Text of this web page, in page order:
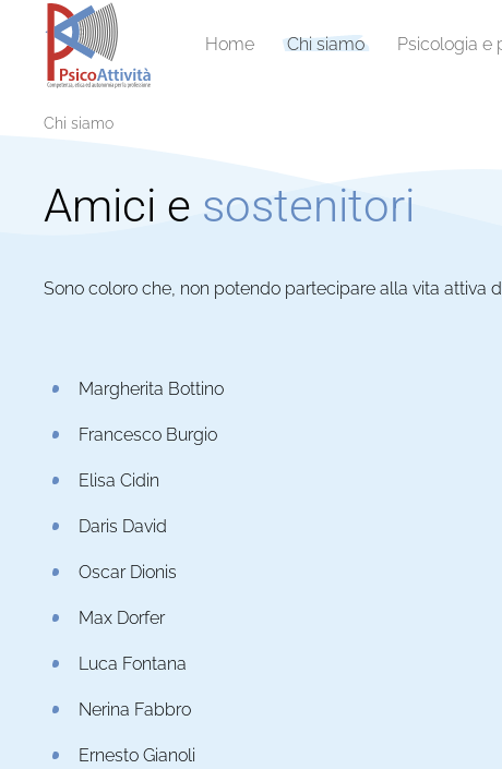
Home Chi siamo Psicologia e
Chi siamo
Amici e sostenitori
Sono coloro che, non potendo partecipare alla vita attiva
Margherita Bottino
Francesco Burgio
Elisa Cidin
Daris David
Oscar Dionis
Max Dorfer
Luca Fontana
Nerina Fabbro
Ernesto Gianoli